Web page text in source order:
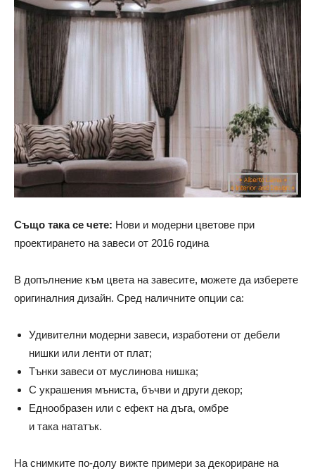
Също така се чете: Нови и модерни цветове при
проектирането на завеси от 2016 година
В допълнение към цвета на завесите, можете да изберете
оригиналния дизайн. Сред наличните опции са:
Удивителни модерни завеси, изработени от дебели
нишки или ленти от плат;
Тънки завеси от муслинова нишка;
С украшения мъниста, бъчви и други декор;
Еднообразен или с ефект на дъга, омбре
и така нататък.
На снимките по-долу вижте примери за декориране на